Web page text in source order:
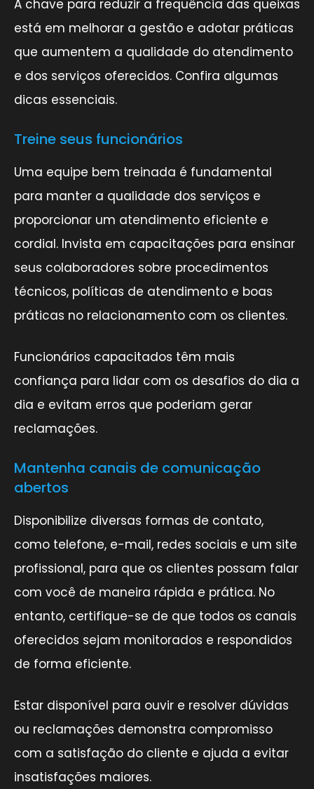
A chave para reduzir a frequência das queixas
está em melhorar a gestão e adotar práticas
que aumentem a qualidade do atendimento
e dos serviços oferecidos. Confira algumas
dicas essenciais.
Treine seus funcionários
Uma equipe bem treinada é fundamental
para manter a qualidade dos serviços e
proporcionar um atendimento eficiente e
cordial. Invista em capacitações para ensinar
seus colaboradores sobre procedimentos
técnicos, políticas de atendimento e boas
práticas no relacionamento com os clientes.
Funcionários capacitados têm mais
confiança para lidar com os desafios do dia a
dia e evitam erros que poderiam gerar
reclamações.
Mantenha canais de comunicação
abertos
Disponibilize diversas formas de contato,
como telefone, e-mail, redes sociais e um site
profissional, para que os clientes possam falar
com você de maneira rápida e prática. No
entanto, certifique-se de que todos os canais
oferecidos sejam monitorados e respondidos
de forma eficiente.
Estar disponível para ouvir e resolver dúvidas
ou reclamações demonstra compromisso
com a satisfação do cliente e ajuda a evitar
insatisfações maiores.